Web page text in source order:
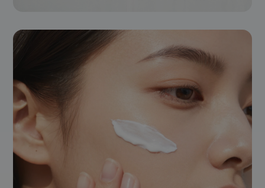
kontury twarzy i ciała nie są już wyraźne tak jak
kiedyś. Jest to całkowicie naturalny proces,
jednak odpowiednia pielęgnacja i zdrowy tryb
życia mogą go znacząco spowolnić.